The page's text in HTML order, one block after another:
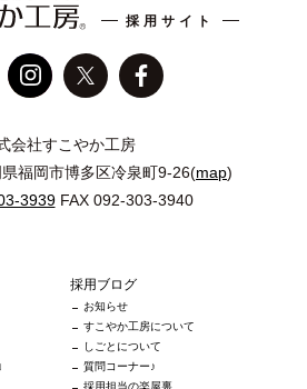
採用サイト
会社すこやか工房
福岡市博多区冷泉町9-26(map)
3939FAX 092-303-3940
採用ブログ
お知らせ
すこやか工房について
しごとについて
質問コーナー♪
採用担当の楽屋裏